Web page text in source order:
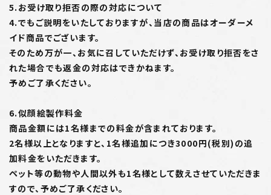
5.お受け取り拒否の際の対応について
4.でもご説明をいたしておりますが、当店の商品はオーダーメ
イド商品でございます。
そのため万が一、お気に召していただけず、お受け取り拒否をさ
れた場合でも返金の対応はできかねます。
予めご了承ください。
6.似顔絵製作料金
商品金額には1名様までの料金が含まれております。
2名様以上となりますと、1名様追加につき3000円(税別)の追
加料金をいただきます。
ペット等の動物や人間以外も1名様として数えさせていただきま
すので、予めご了承ください。